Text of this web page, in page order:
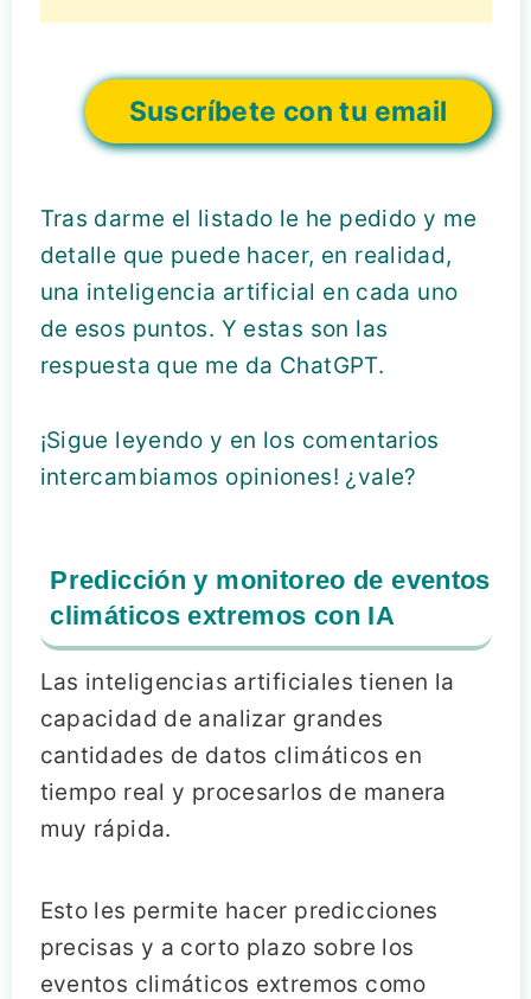
Suscríbete con tu email
Tras darme el listado le he pedido y me
detalle que puede hacer, en realidad,
una inteligencia artificial en cada uno
de esos puntos. Y estas son las
respuesta que me da ChatGPT.
¡Sigue leyendo y en los comentarios
intercambiamos opiniones! ¿vale?
Predicción y monitoreo de eventos
climáticos extremos con IA
Las inteligencias artificiales tienen la
capacidad de analizar grandes
cantidades de datos climáticos en
tiempo real y procesarlos de manera
muy rápida.
Esto les permite hacer predicciones
precisas y a corto plazo sobre los
eventos climáticos extremos como